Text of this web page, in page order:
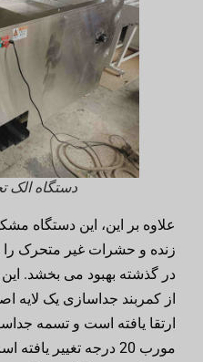
دستگاه الک
علاوه بر این، این دستگاه
زنده و حشرات غیر متحرک را
در گذشته بهبود می بخشد.
از کمربند جداسازی یک لایه
ارتقا یافته است و تسمه
مورب 20 درجه تغییر